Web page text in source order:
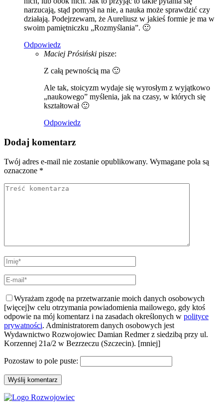
narzucają, stąd pomysł na nie, a nauka może sprawdzić czy
działają. Podejrzewam, że Aureliusz w jakieś formie je ma w
swoim pamiętniczku „Rozmyślania”. 🙂
Odpowiedz
Maciej Prósiński pisze:
Z całą pewnością ma 🙂
Ale tak, stoicyzm wydaje się wyrosłym z wyjątkowo
„naukowego” myślenia, jak na czasy, w których się
kształtował 🙂
Odpowiedz
Dodaj komentarz
Twój adres e-mail nie zostanie opublikowany. Wymagane pola są
oznaczone *
Wyrażam zgodę na przetwarzanie moich danych osobowych
[więcej]w celu otrzymania powiadomienia mailowego, gdy ktoś
odpowie na mój komentarz i na zasadach określonych w polityce
prywatności. Administratorem danych osobowych jest
Wydawnictwo Rozwojowiec Damian Redmer z siedzibą przy ul.
Korzennej 21a/2 w Bezrzeczu (Szczecin). [mniej]
Pozostaw to pole puste: